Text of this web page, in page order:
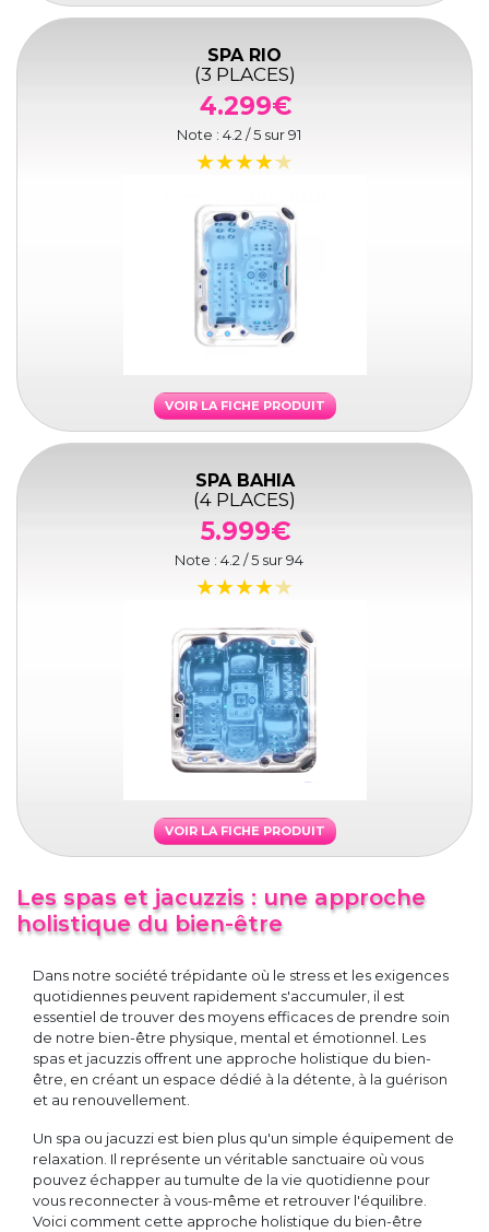
SPA RIO
(3 PLACES)
4.299€
Note : 4.2 / 5 sur91
VOIR LA FICHE PRODUIT
SPA BAHIA
(4 PLACES)
5.999€
Note : 4.2 / 5 sur94
VOIR LA FICHE PRODUIT
Les spas et jacuzzis : une approche
holistique du bien-être
Dans notre société trépidante où le stress et les exigences
quotidiennes peuvent rapidement s'accumuler, il est
essentiel de trouver des moyens efficaces de prendre soin
de notre bien-être physique, mental et émotionnel. Les
spas et jacuzzis offrent une approche holistique du bien-
être, en créant un espace dédié à la détente, à la guérison
et au renouvellement.
Un spa ou jacuzzi est bien plus qu'un simple équipement de
relaxation. Il représente un véritable sanctuaire où vous
pouvez échapper au tumulte de la vie quotidienne pour
vous reconnecter à vous-même et retrouver l'équilibre.
Voici comment cette approche holistique du bien-être